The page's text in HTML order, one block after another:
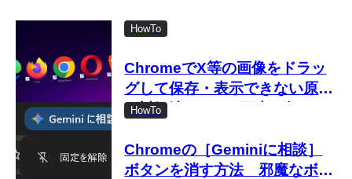
HowTo
ChromeでX等の画像をドラッ
グして保存・表示できない原因
と対処法 225万画素を超える
HowTo
Chromeの［Geminiに相談］
ボタンを消す方法 邪魔なボタ